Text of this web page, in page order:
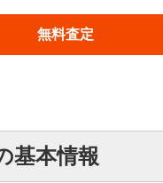
無料査定
基本情報